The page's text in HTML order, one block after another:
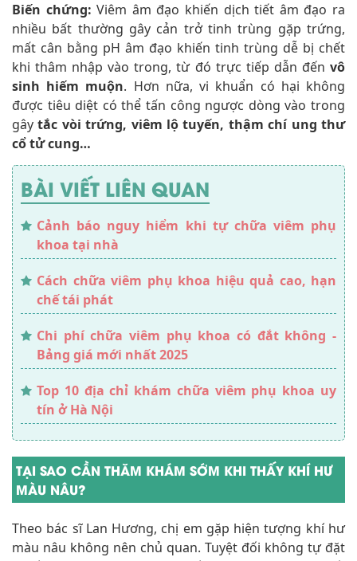
Biến chứng:Viêm âm đạo khiến dịch tiết âm đạo ra
nhiều bất thường gây cản trở tinh trùng gặp trứng,
mất cân bằng pH âm đạo khiến tinh trùng dễ bị chết
khi thâm nhập vào trong, từ đó trực tiếp dẫn đến vô
sinh hiếm muộn. Hơn nữa, vi khuẩn có hại không
được tiêu diệt có thể tấn công ngược dòng vào trong
gâytắc vòi trứng, viêm lộ tuyến, thậm chí ung thư
cổ tử cung…
BÀI VIẾT LIÊN QUAN
Cảnh báo nguy hiểm khi tự chữa viêm phụ
khoa tại nhà
Cách chữa viêm phụ khoa hiệu quả cao, hạn
chế tái phát
Chi phí chữa viêm phụ khoa có đắt không -
Bảng giá mới nhất 2025
Top 10 địa chỉ khám chữa viêm phụ khoa uy
tín ở Hà Nội
TẠI SAO CẦN THĂM KHÁM SỚM KHI THẤY KHÍ HƯ
MÀU NÂU?
Theo bác sĩ Lan Hương, chị em gặp hiện tượng khí hư
màu nâu không nên chủ quan. Tuyệt đối không tự đặt